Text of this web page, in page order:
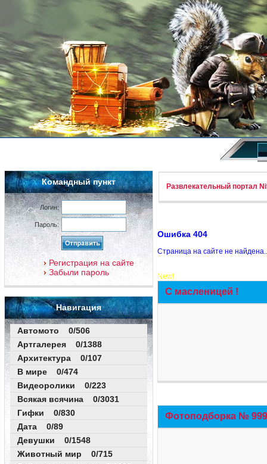
Командный пункт
Логин:
Пароль:
Регистрация на сайте
Забыли пароль
Навигация
Автомото 0/506
Артгалерея 0/1388
Архитектура 0/107
В мире 0/474
Видеоролики 0/223
Всякая всячина 0/3031
Гифки 0/830
Дата 0/89
Девушки 0/1548
Животный мир 0/715
Развлекательный портал
Ошибка 404
Страница на сайте не
New!
С масленицей !
Фотоподборка №